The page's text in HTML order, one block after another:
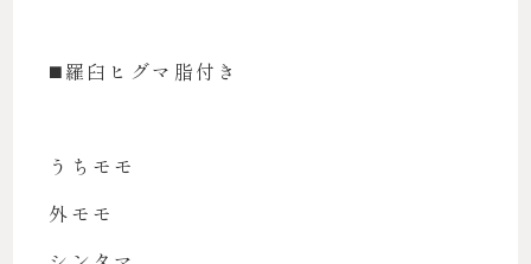
◼️羅臼ヒグマ脂付き
うちモモ
外モモ